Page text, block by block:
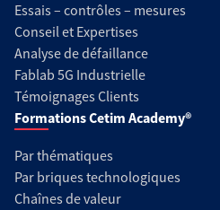
Essais – contrôles – mesures
Conseil et Expertises
Analyse de défaillance
Fablab 5G Industrielle
Témoignages Clients
Formations Cetim Academy®
Par thématiques
Par briques technologiques
Chaînes de valeur